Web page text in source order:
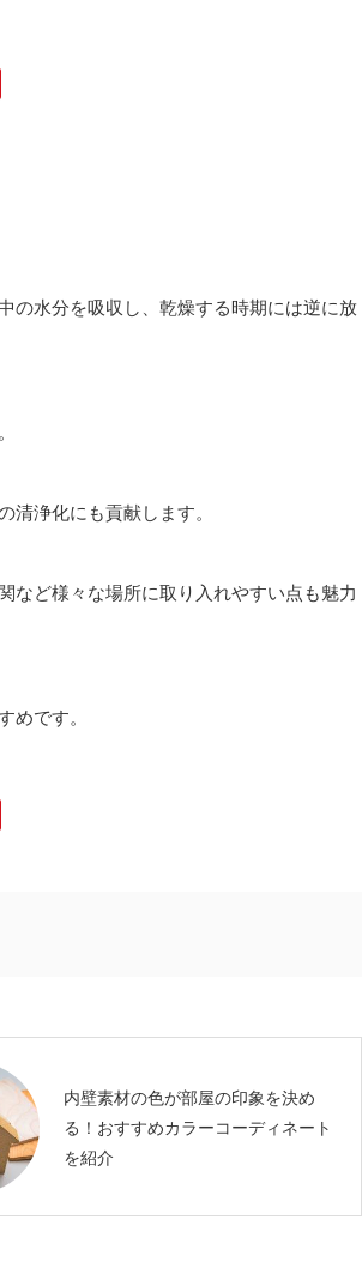
の水分を吸収し、乾燥する時期には逆に放
清浄化にも貢献します。
など様々な場所に取り入れやすい点も魅力
めです。
内壁素材の色が部屋の印象を決め
る！おすすめカラーコーディネート
を紹介